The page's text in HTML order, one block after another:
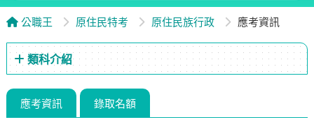
公職王 原住民特考 原住民族行政 應考資訊
類科介紹
應考資訊 錄取名額